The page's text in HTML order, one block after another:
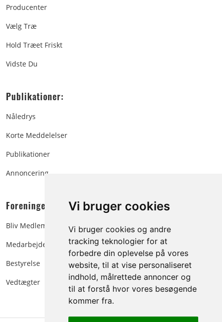
Vi bruger cookies
Vi bruger cookies og andre
tracking teknologier for at
forbedre din oplevelse på vores
website, til at vise personaliseret
indhold, målrettede annoncer og
til at forstå hvor vores besøgende
kommer fra.
Producenter
Vælg Træ
Hold Træet Friskt
Vidste Du
Publikationer:
Nåledrys
Korte Meddelelser
Publikationer
Annoncering
Foreningen:
Bliv Medlem
Medarbejdere
Bestyrelse
Vedtægter